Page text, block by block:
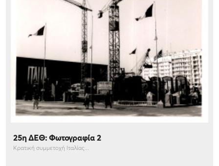
25η ΔΕΘ: Φωτογραφία 2
Κρατική συμμετοχή Ιταλίας...